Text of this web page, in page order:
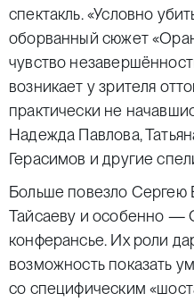
спектакль. «Условно
оборванный сюжет
чувство
возникает у зрителя
практически не
Надежда Павлова,
Герасимов и другие
Больше повезло Сергею
Тайсаеву и особенно —
конферансье. Их роли
возможность показать
со специфическим